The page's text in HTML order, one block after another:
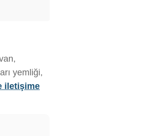
yemliği,
iletişime